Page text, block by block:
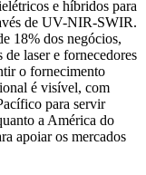
e híbridos para
de UV-NIR-SWIR.
18% dos negócios,
laser e fornecedores
o fornecimento
é visível, com
para servir
a América do
apoiar os mercados